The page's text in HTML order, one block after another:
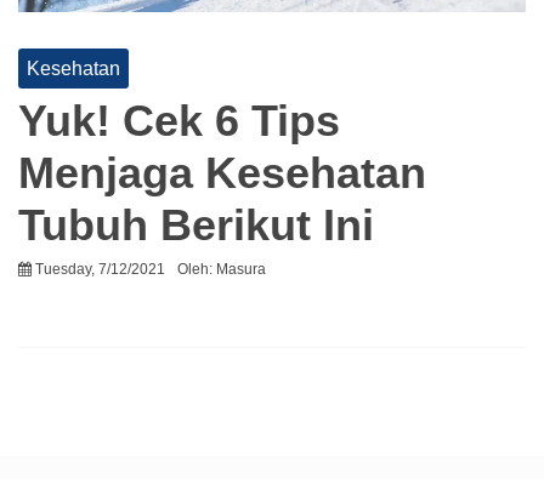
Kesehatan
Yuk! Cek 6 Tips
Menjaga Kesehatan
Tubuh Berikut Ini
Tuesday, 7/12/2021 Oleh: Masura